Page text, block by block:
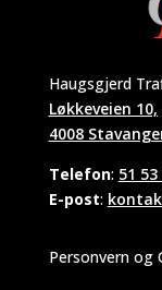
Haugsgjerd
Løkkeveien 10,
4008
Telefon: 51
E-post:
Personvern og